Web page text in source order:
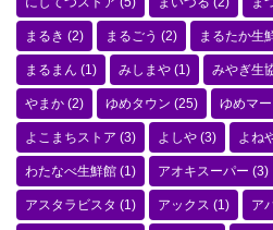
まるき (2) まるごう (2) まるたか生
まるまん (1) みしまや (1) みやぎ生
やまか (2) ゆめタウン (25) ゆめマー
よこまちストア (3) よしや (3) よね
わたなべ生鮮館 (1) アオキスーパー (3)
アスタラビスタ (1) アックス (1) ア